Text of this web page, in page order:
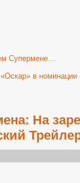
Супермене…
в
На заре